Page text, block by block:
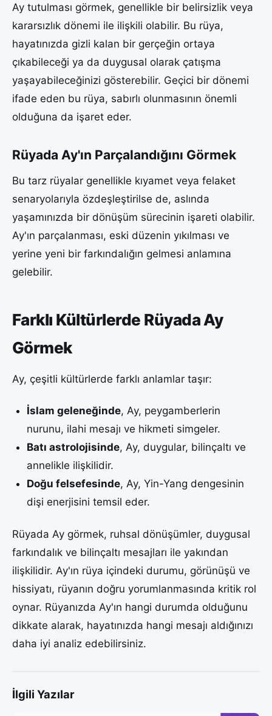
Ay tutulması görmek, genellikle bir belirsizlik veya
kararsızlık dönemi ile ilişkili olabilir. Bu rüya,
hayatınızda gizli kalan bir gerçeğin ortaya
çıkabileceği ya da duygusal olarak çatışma
yaşayabileceğinizi gösterebilir. Geçici bir dönemi
ifade eden bu rüya, sabırlı olunmasının önemli
olduğuna da işaret eder.
Rüyada Ay'ın Parçalandığını Görmek
Bu tarz rüyalar genellikle kıyamet veya felaket
senaryolarıyla özdeşleştirilse de, aslında
yaşamınızda bir dönüşüm sürecinin işareti olabilir.
Ay'ın parçalanması, eski düzenin yıkılması ve
yerine yeni bir farkındalığın gelmesi anlamına
gelebilir.
Farklı Kültürlerde Rüyada Ay
Görmek
Ay, çeşitli kültürlerde farklı anlamlar taşır:
İslam geleneğinde, Ay, peygamberlerin
nurunu, ilahi mesajı ve hikmeti simgeler.
Batı astrolojisinde, Ay, duygular, bilinçaltı ve
annelikle ilişkilidir.
Doğu felsefesinde, Ay, Yin-Yang dengesinin
dişi enerjisini temsil eder.
Rüyada Ay görmek, ruhsal dönüşümler, duygusal
farkındalık ve bilinçaltı mesajları ile yakından
ilişkilidir. Ay'ın rüya içindeki durumu, görünüşü ve
hissiyatı, rüyanın doğru yorumlanmasında kritik rol
oynar. Rüyanızda Ay'ın hangi durumda olduğunu
dikkate alarak, hayatınızda hangi mesajı aldığınızı
daha iyi analiz edebilirsiniz.
İlgili Yazılar